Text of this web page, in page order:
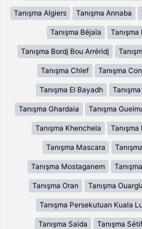
Tanışma Algiers Tanışma Annaba
Tanışma Béjaïa Tanışma
Tanışma Bordj Bou Arréridj
Tanışma Chlef Tanışma
Tanışma El Bayadh
Tanışma Ghardaia Tanışma
Tanışma Khenchela
Tanışma Mascara
Tanışma Mostaganem
Tanışma Oran Tanışma
Tanışma Persekutuan Kuala
Tanışma Saida Tanışma Sétif